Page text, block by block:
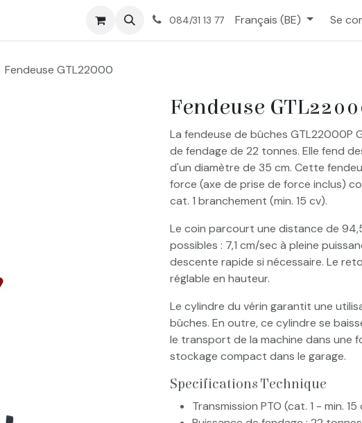
À propos Contactez-nous
084/31 13 77 Français (BE) Se
Fendeuse GTL22000
Fendeuse
La fendeuse de bûches GTL22000P
de fendage de 22 tonnes. Elle fend
d'un diamètre de 35 cm. Cette
force (axe de prise de force inclus)
cat. 1 branchement (min. 15 cv).
Le coin parcourt une distance de
possibles : 7,1 cm/sec à pleine
descente rapide si nécessaire. Le
réglable en hauteur.
Le cylindre du vérin garantit une
bûches. En outre, ce cylindre se
le transport de la machine dans une
stockage compact dans le garage.
Specifications Technique
Transmission PTO (cat. 1 - min. 15